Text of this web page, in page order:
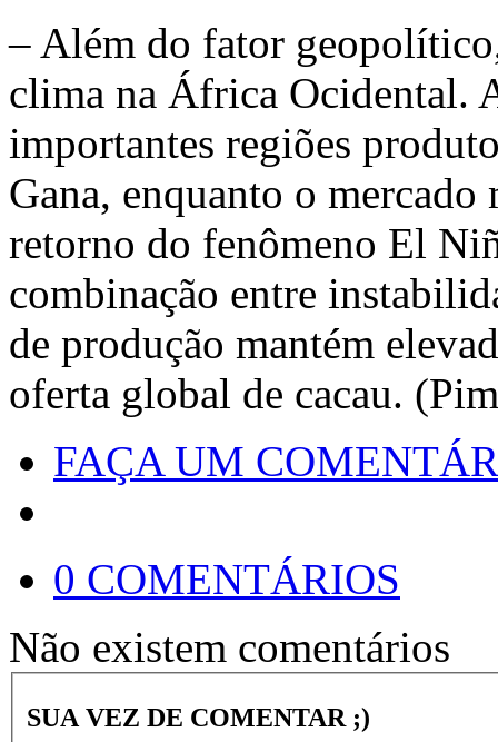
– Além do fator
clima na África Ocidental.
importantes regiões
Gana, enquanto o
retorno do fenômeno El
combinação entre
de produção mantém
oferta global de cacau.
FAÇA UM
0 COMENTÁRIOS
Não existem comentários
SUA VEZ DE COMENTAR ;)